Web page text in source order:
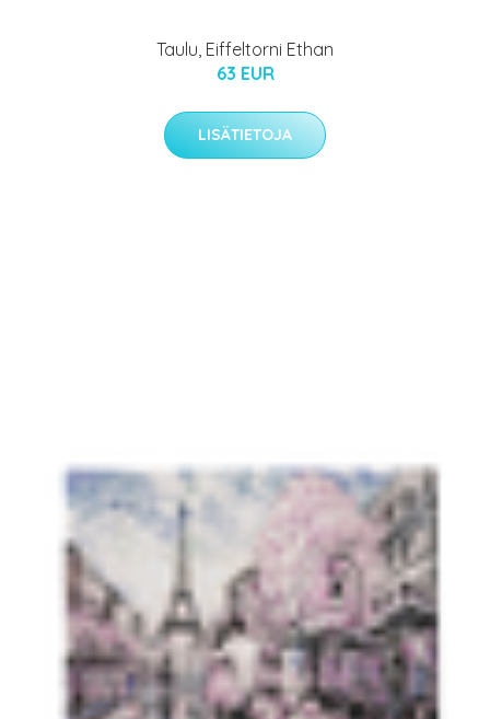
Taulu, Eiffeltorni Ethan
63 EUR
LISÄTIETOJA